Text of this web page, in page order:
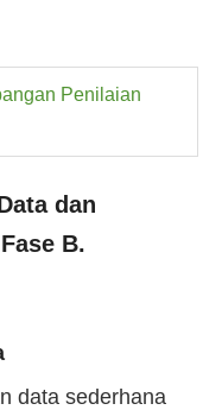
Penilaian
dan
B.
data sederhana